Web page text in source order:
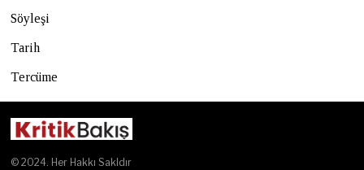
Söyleşi
Tarih
Tercüme
© 2024. Her Hakkı Sakldır